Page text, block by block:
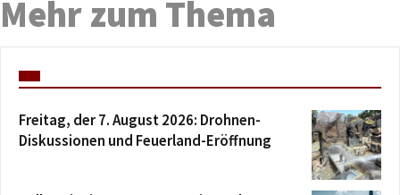
Mehr zum Thema
Freitag, der 7. August 2026: Drohnen-
Diskussionen und Feuerland-Eröffnung